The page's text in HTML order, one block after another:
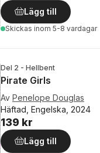
Lägg till
Skickas inom 5-8 vardagar
Del 2 - Hellbent
Pirate Girls
Av Penelope Douglas
Häftad, Engelska, 2024
139 kr
Lägg till